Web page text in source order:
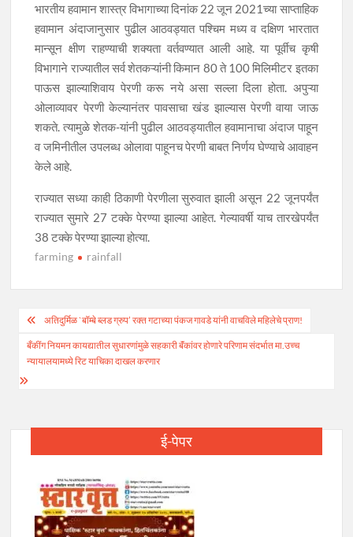
भारतीय हवामान शास्त्र विभागाच्या दिनांक 22 जून 2021च्या साप्ताहिक
हवामान अंदाजानुसार पुढील आठवड्यात पश्चिम मध्य व दक्षिण भारतात
मान्सून क्षीण राहण्याची शक्यता वर्तवण्यात आली आहे. या पूर्वीच कृषी
विभागाने राज्यातील सर्व शेतकऱ्यांनी किमान 80 ते 100 मिलिमीटर इतका
पाऊस झाल्याशिवाय पेरणी करू नये असा सल्ला दिला होता. अपुऱ्या
ओलाव्यावर पेरणी केल्यानंतर पावसाचा खंड झाल्यास पेरणी वाया जाऊ
शकते. त्यामुळे शेतक-यांनी पुढील आठवड्यातील हवामानाचा अंदाज पाहून
व जमिनीतील उपलब्ध ओलावा पाहूनच पेरणी बाबत निर्णय घेण्याचे आवाहन
केले आहे.
राज्यात सध्या काही ठिकाणी पेरणीला सुरुवात झाली असून 22 जूनपर्यंत
राज्यात सुमारे 27 टक्के पेरण्या झाल्या आहेत. गेल्यावर्षी याच तारखेपर्यंत
38 टक्के पेरण्या झाल्या होत्या.
farming rainfall
Post
navigation
अतिदुर्मिळ `बॉम्बे ब्लड ग्रुप’ रक्त गटाच्या पंकज गावडे यांनी वाचविले महिलेचे प्राण!
बँकींग नियमन कायद्यातील सुधारणांमुळे सहकारी बॅंकांवर होणारे परिणाम संदर्भात मा.उच्च
न्यायालयामध्ये रिट याचिका दाखल करणार
ई-पेपर